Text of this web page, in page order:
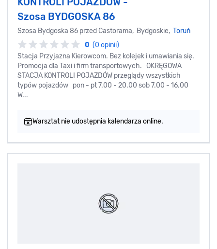
Szosa BYDGOSKA 86
Szosa Bydgoska 86 przed Castorama, Bydgoskie, Toruń
0 (0 opinii)
Stacja Przyjazna Kierowcom. Bez kolejek i umawiania się.
Promocja dla Taxi i firm transportowych. OKRĘGOWA
STACJA KONTROLI POJAZDÓW przeglądy wszystkich
typów pojazdów pon - pt 7.00 - 20.00 sob 7.00 - 16.00
W...
Warsztat nie udostępnia kalendarza online.